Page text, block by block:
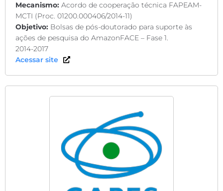
Mecanismo: Acordo de cooperação técnica FAPEAM-
MCTI (Proc. 01200.000406/2014-11)
Objetivo: Bolsas de pós-doutorado para suporte às
ações de pesquisa do AmazonFACE – Fase 1.
2014-2017
Acessar site